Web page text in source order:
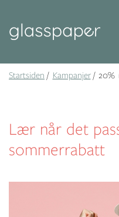
Startsiden Kampanjer 20%
Lær når det
sommerrabatt